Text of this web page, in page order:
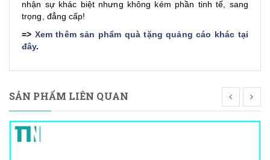
nhận sự khác biệt nhưng không kém phần tinh tế, sang
trọng, đẳng cấp!
=> Xem thêm sản phẩm quà tặng quảng cáo khác tại
đây.
SẢN PHẨM LIÊN QUAN